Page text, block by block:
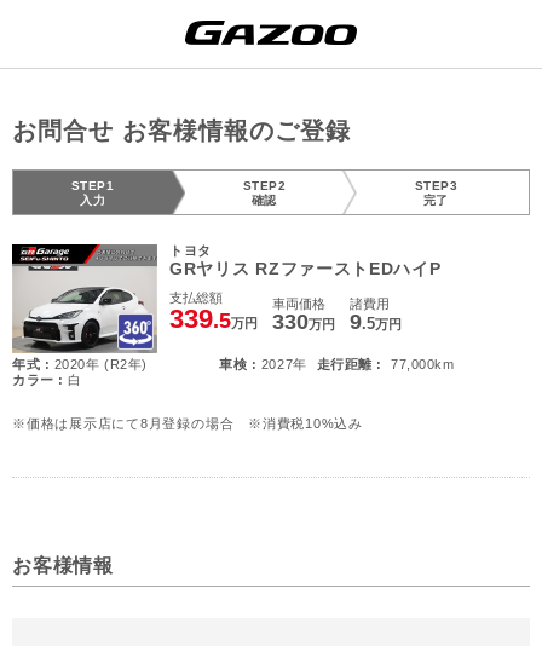
お問合せ お客様情報のご登録
STEP1
入力
STEP2
確認
STEP3
完了
トヨタ
GRヤリス RZファーストEDハイP
支払総額
339.5万円
車両価格
330万円
諸費用
9.5万円
年式 : 2020年 (R2年) 車検 : 2027年 走行距離 :
77,000km
カラー :白
※価格は展示店にて8月登録の場合 ※消費税10%込み
お客様情報